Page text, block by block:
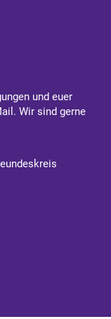
und euer
Wir sind gerne